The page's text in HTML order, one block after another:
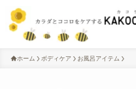
ホーム ボディケア お風呂アイテム